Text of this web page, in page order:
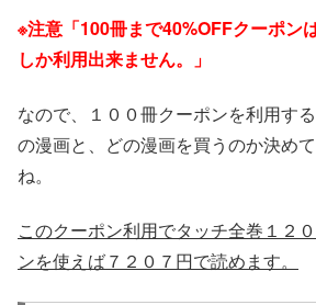
※注意「100冊まで40%OFFクーポン
しか利用出来ません。」
なので、１００冊クーポンを利用す
の漫画と、どの漫画を買うのか決め
ね。
このクーポン利用でタッチ全巻１２
ンを使えば７２０７円で読めます。